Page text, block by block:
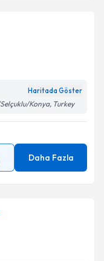
Haritada Göster
Konya, Turkey
Daha Fazla